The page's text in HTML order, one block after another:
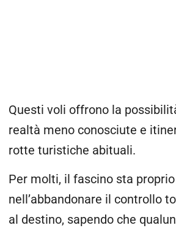
Questi voli offrono la
realtà meno conosciute e
rotte turistiche abituali.
Per molti, il fascino sta proprio
nell’abbandonare il controllo
al destino, sapendo che